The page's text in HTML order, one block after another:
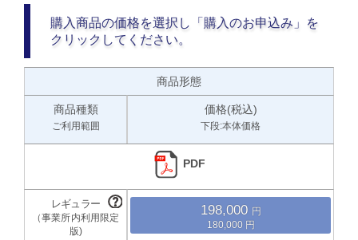
購入商品の価格を選択し「購入のお申込み」を
クリックしてください。
商品形態
商品種類
ご利用範囲
価格(税込)
下段:本体価格
PDF
198,000
180,000